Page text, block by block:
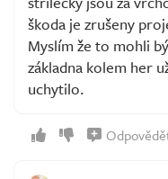
škoda je zrušeny
Myslím že to mohli
základna kolem her
uchytilo.